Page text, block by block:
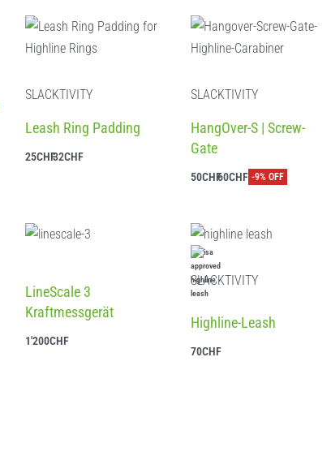
SLACKTIVITY
Leash Ring Padding
25CHF32CHF
SLACKTIVITY
HangOver-S | Screw-
Gate
50CHF60CHF -9% OFF
LineScale 3
Kraftmessgerät
1'200CHF
SLACKTIVITY
Highline-Leash
70CHF